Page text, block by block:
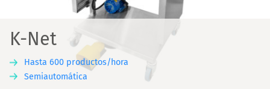
K-Net
Hasta 600 productos/hora
Semiautomática